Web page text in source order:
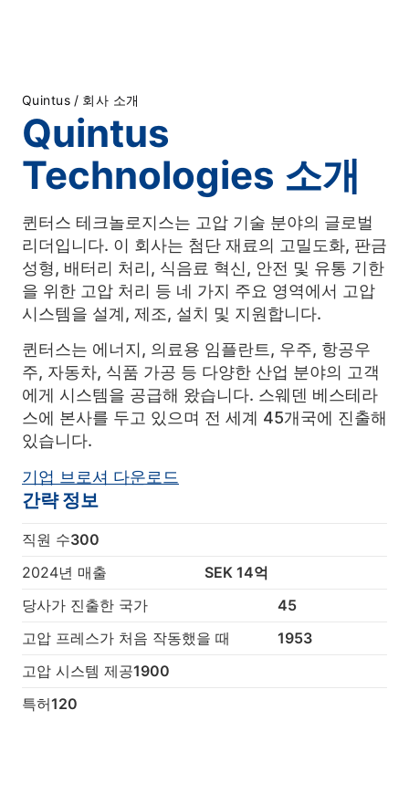
Quintus / 회사 소개
Quintus
Technologies 소개
퀸터스 테크놀로지스는 고압 기술 분야의 글로벌
리더입니다. 이 회사는 첨단 재료의 고밀도화, 판금
성형, 배터리 처리, 식음료 혁신, 안전 및 유통 기한
을 위한 고압 처리 등 네 가지 주요 영역에서 고압
시스템을 설계, 제조, 설치 및 지원합니다.
퀸터스는 에너지, 의료용 임플란트, 우주, 항공우
주, 자동차, 식품 가공 등 다양한 산업 분야의 고객
에게 시스템을 공급해 왔습니다. 스웨덴 베스테라
스에 본사를 두고 있으며 전 세계 45개국에 진출해
있습니다.
기업 브로셔 다운로드
간략 정보
직원 수300
2024년 매출
SEK 14억
당사가 진출한 국가
45
고압 프레스가 처음 작동했을 때
1953
고압 시스템 제공1900
특허120